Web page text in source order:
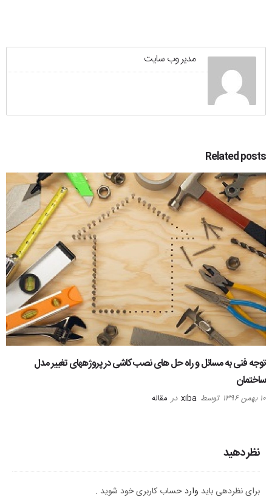
مدیر وب سایت
Related posts
0
توجه فنی به مسائل و راه حل های نصب کاشی در پروژههای تغییر مدل
ساختمان
۱۰ بهمن ۱۳۹۶ توسط xiba در مقاله
نظر دهید
برای نظردهی باید واردحساب کاربری خود شوید .